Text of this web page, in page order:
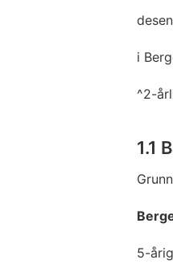
i
^2-
1.1
5-